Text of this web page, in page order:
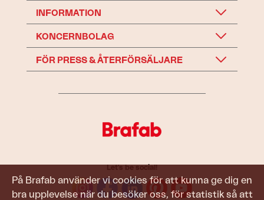
På Brafab använder vi cookies för att kunna ge dig en
bra upplevelse när du besöker oss, för statistik så att
INFORMATION
KONCERNBOLAG
FÖR PRESS & ÅTERFÖRSÄLJARE
Let's be social!